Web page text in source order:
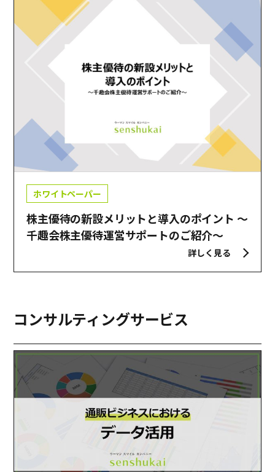
ホワイトペーパー
株主優待の新設メリットと導入のポイント ～
千趣会株主優待運営サポートのご紹介～
詳しく見る
コンサルティングサービス